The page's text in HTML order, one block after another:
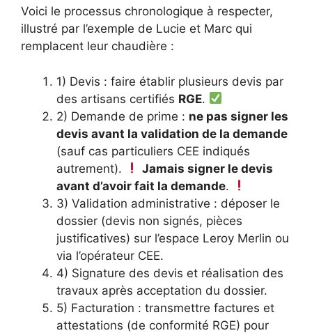
Voici le processus chronologique à respecter,
illustré par l’exemple de Lucie et Marc qui
remplacent leur chaudière :
1) Devis : faire établir plusieurs devis par
des artisans certifiés RGE.
2) Demande de prime : ne pas signer les
devis avant la validation de la demande
(sauf cas particuliers CEE indiqués
autrement).
Jamais signer le devis
avant d’avoir fait la demande.
3) Validation administrative : déposer le
dossier (devis non signés, pièces
justificatives) sur l’espace Leroy Merlin ou
via l’opérateur CEE.
4) Signature des devis et réalisation des
travaux après acceptation du dossier.
5) Facturation : transmettre factures et
attestations (de conformité RGE) pour